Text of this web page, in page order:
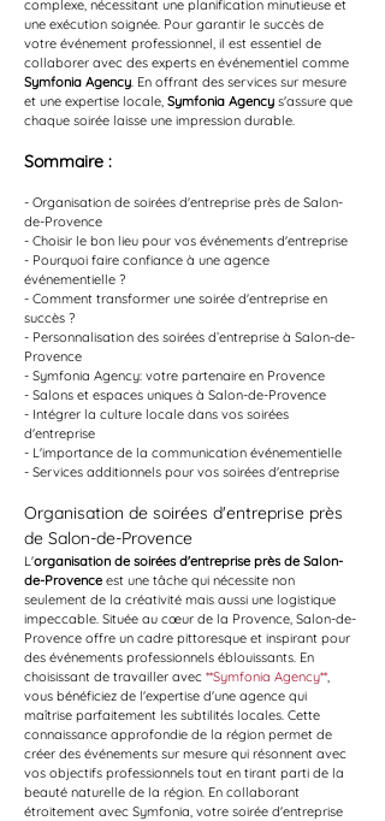
complexe, nécessitant une planification minutieuse et
une exécution soignée. Pour garantir le succès de
votre événement professionnel, il est essentiel de
collaborer avec des experts en événementiel comme
Symfonia Agency. En offrant des services sur mesure
et une expertise locale, Symfonia Agency s'assure que
chaque soirée laisse une impression durable.
Sommaire :
- Organisation de soirées d'entreprise près de Salon-
de-Provence
- Choisir le bon lieu pour vos événements d'entreprise
- Pourquoi faire confiance à une agence
événementielle ?
- Comment transformer une soirée d'entreprise en
succès ?
- Personnalisation des soirées d’entreprise à Salon-de-
Provence
- Symfonia Agency: votre partenaire en Provence
- Salons et espaces uniques à Salon-de-Provence
- Intégrer la culture locale dans vos soirées
d'entreprise
- L'importance de la communication événementielle
- Services additionnels pour vos soirées d'entreprise
Organisation de soirées d'entreprise près
de Salon-de-Provence
L'organisation de soirées d'entreprise près de Salon-
de-Provence est une tâche qui nécessite non
seulement de la créativité mais aussi une logistique
impeccable. Située au cœur de la Provence, Salon-de-
Provence offre un cadre pittoresque et inspirant pour
des événements professionnels éblouissants. En
choisissant de travailler avec **Symfonia Agency**,
vous bénéficiez de l'expertise d'une agence qui
maîtrise parfaitement les subtilités locales. Cette
connaissance approfondie de la région permet de
créer des événements sur mesure qui résonnent avec
vos objectifs professionnels tout en tirant parti de la
beauté naturelle de la région. En collaborant
étroitement avec Symfonia, votre soirée d'entreprise